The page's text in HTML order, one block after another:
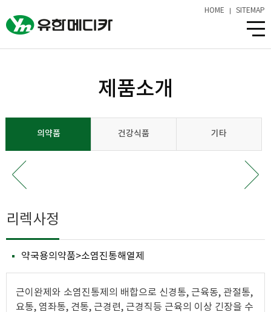
HOME SITEMAP
제품소개
의약품 건강식품 기타
리렉사정
약국용의약품>소염진통해열제
근이완제와 소염진통제의 배합으로 신경통, 근육동, 관절통,
요통, 염좌통, 견통, 근경련, 근경직등 근육의 이상 긴장을 수